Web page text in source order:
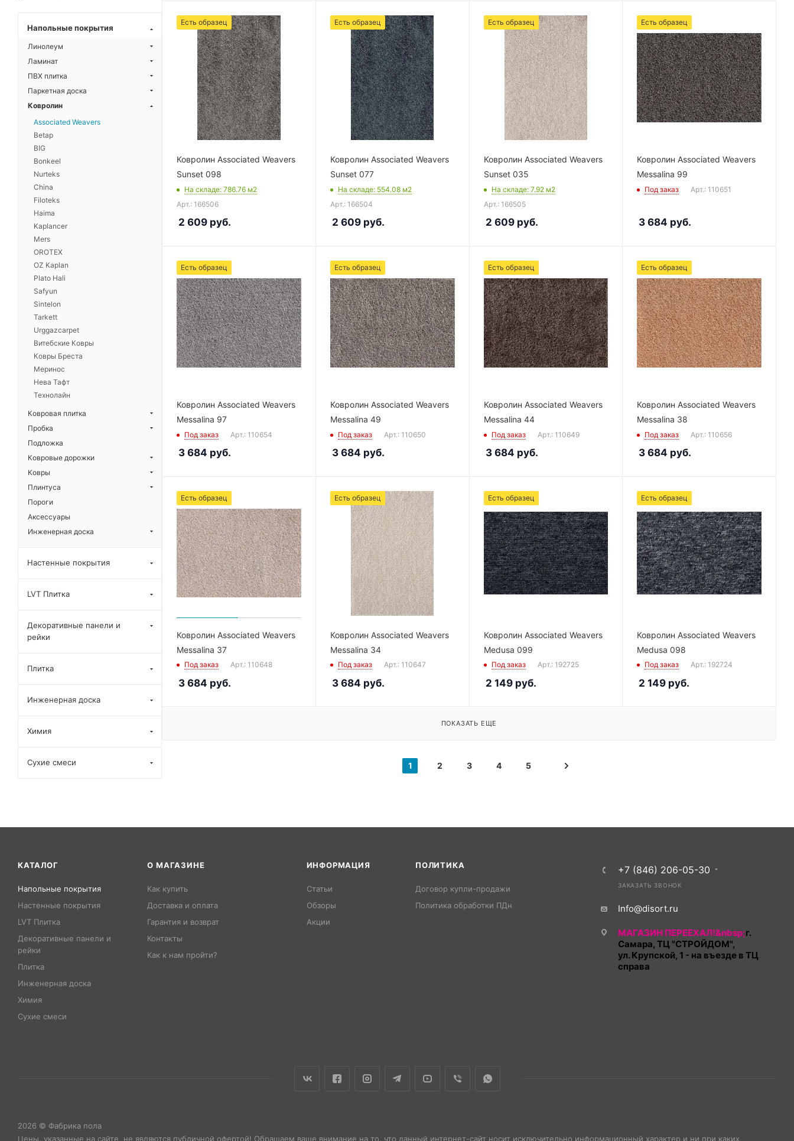
Есть образец
Ковролин Associated Weavers
Sunset 098
На складе: 786.76 м2
Арт.: 166506
2 609 руб.
Есть образец
Ковролин Associated Weavers
Sunset 077
На складе: 554.08 м2
Арт.: 166504
2 609руб.
Есть образец
Ковролин Associated Weavers
Sunset 035
На складе: 7.92 м2
Арт.: 166505
2 609руб.
Есть образец
Ковролин Associated Weavers
Messalina 99
Под заказ Арт.: 110651
3 684 руб.
Есть образец
Ковролин Associated Weavers
Messalina 97
Под заказ Арт.: 110654
3 684 руб.
Есть образец
Ковролин Associated Weavers
Messalina 49
Под заказ Арт.: 110650
3 684 руб.
Есть образец
Ковролин Associated Weavers
Messalina 44
Под заказ Арт.: 110649
3 684 руб.
Есть образец
Ковролин Associated Weavers
Messalina 38
Под заказ Арт.: 110656
3 684 руб.
Есть образец
Ковролин Associated Weavers
Messalina 37
Под заказ Арт.: 110648
3 684 руб.
Есть образец
Ковролин Associated Weavers
Messalina 34
Под заказ Арт.: 110647
3 684 руб.
Есть образец
Ковролин Associated Weavers
Medusa 099
Под заказ Арт.: 192725
2 149руб.
Есть образец
Ковролин Associated Weavers
Medusa 098
Под заказ Арт.: 192724
2 149 руб.
ПОКАЗАТЬ ЕЩЕ
1 2 3 4 5
Напольные покрытия
Линолеум
Ламинат
ПВХ плитка
Паркетная доска
Ковролин
Associated Weavers
Betap
BIG
Bonkeel
Nurteks
China
Filoteks
Haima
Kaplancer
Mers
OROTEX
OZ Kaplan
Plato Hali
Safyun
Sintelon
Tarkett
Urggazcarpet
Витебские Ковры
Ковры Бреста
Меринос
Нева Тафт
Технолайн
Ковровая плитка
Пробка
Подложка
Ковровые дорожки
Ковры
Плинтуса
Пороги
Аксессуары
Инженерная доска
Настенные покрытия
LVT Плитка
Декоративные панели и
рейки
Плитка
Инженерная доска
Химия
Сухие смеси
КАТАЛОГ
Напольные покрытия
Настенные покрытия
LVT Плитка
Декоративные панели и
рейки
Плитка
Инженерная доска
Химия
Сухие смеси
О МАГАЗИНЕ
Как купить
Доставка и оплата
Гарантия и возврат
Контакты
Как к нам пройти?
ИНФОРМАЦИЯ
Статьи
Обзоры
Акции
ПОЛИТИКА
Договор купли-продажи
Политика обработки ПДн
+7 (846) 206-05-30
ЗАКАЗАТЬ ЗВОНОК
Info@disort.ru
МАГАЗИН ПЕРЕЕХАЛ!&nbsp;г.
Самара, ТЦ "СТРОЙДОМ",
ул. Крупской, 1 - на въезде в ТЦ
справа
2026 © Фабрика пола
Цены, указанные на сайте, не являются публичной офертой! Обращаем ваше внимание на то, что данный интернет-сайт носит исключительно информационный характер и ни при каких